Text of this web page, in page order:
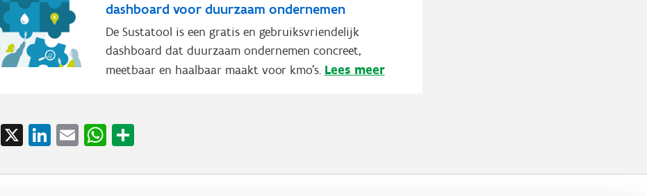
dashboard voor duurzaam ondernemen
De Sustatool is een gratis en gebruiksvriendelijk
dashboard dat duurzaam ondernemen concreet,
meetbaar en haalbaar maakt voor kmo’s. Lees meer
Facebook
X LinkedIn
EmailWhatsApp